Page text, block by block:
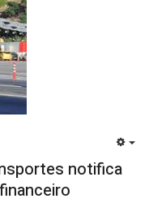
notifica